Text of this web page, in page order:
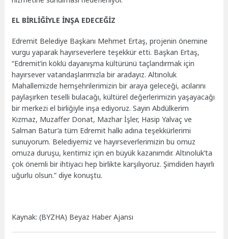
EL BİRLİĞİYLE İNŞA EDECEĞİZ
Edremit Belediye Başkanı Mehmet Ertaş, projenin önemine
vurgu yaparak hayırseverlere teşekkür etti. Başkan Ertaş,
“Edremit’in köklü dayanışma kültürünü taçlandırmak için
hayırsever vatandaşlarımızla bir aradayız. Altınoluk
Mahallemizde hemşehrilerimizin bir araya geleceği, acılarını
paylaşırken teselli bulacağı, kültürel değerlerimizin yaşayacağı
bir merkezi el birliğiyle inşa ediyoruz. Sayın Abdülkerim
Kızmaz, Muzaffer Donat, Mazhar İşler, Hasip Yalvaç ve
Salman Batur’a tüm Edremit halkı adına teşekkürlerimi
sunuyorum. Belediyemiz ve hayırseverlerimizin bu omuz
omuza duruşu, kentimiz için en büyük kazanımdır. Altınoluk’ta
çok önemli bir ihtiyacı hep birlikte karşılıyoruz. Şimdiden hayırlı
uğurlu olsun.” diye konuştu.
Kaynak: (BYZHA) Beyaz Haber Ajansı